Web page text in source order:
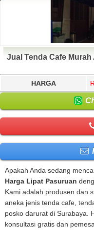
Jual Tenda Cafe
HARGA
Apakah Anda sedang
Harga Lipat Pasuruan
Kami adalah produsen dan
aneka jenis tenda cafe,
posko darurat di Surabaya.
konsultasi gratis dan